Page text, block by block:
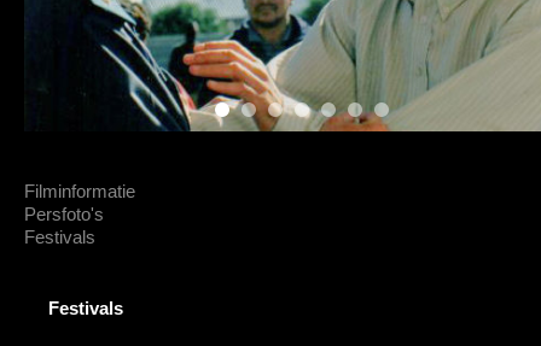
Filminformatie
Persfoto's
Festivals
Festivals